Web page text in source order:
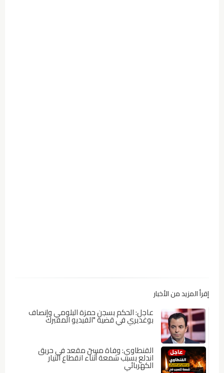
إقرأ المزيد من الأخبار
عاجل: الحكم بسجن حمزة البلومي وإنصاف
بوغديري في قضية "الفيديو المفبرك
القنطاوي: وفاة مسنّ مقعد في حريق
اندلع بسبب شمعة أثناء انقطاع التيار
الكهربائي